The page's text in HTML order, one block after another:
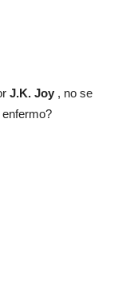
J.K. Joy , no se